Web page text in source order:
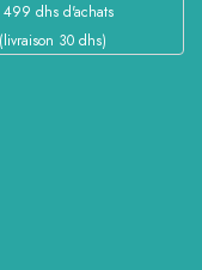
499 dhs d'achats
30 dhs)